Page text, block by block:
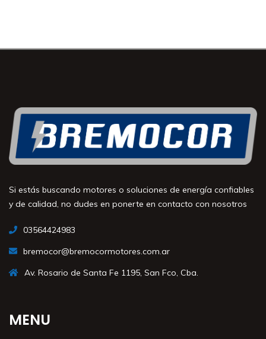
Si estás buscando motores o soluciones de energía confiables
y de calidad, no dudes en ponerte en contacto con nosotros
03564424983
bremocor@bremocormotores.com.ar
Av. Rosario de Santa Fe 1195, San Fco, Cba.
MENU